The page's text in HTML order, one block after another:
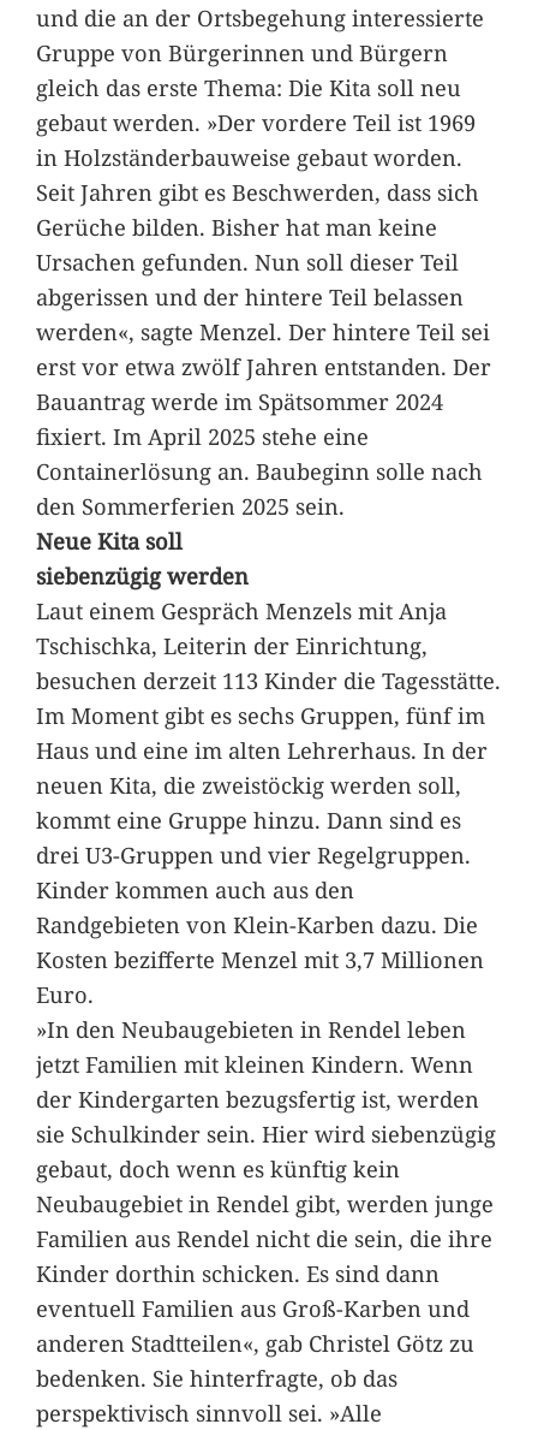
und die an der Ortsbegehung interessierte
Gruppe von Bürgerinnen und Bürgern
gleich das erste Thema: Die Kita soll neu
gebaut werden. »Der vordere Teil ist 1969
in Holzständerbauweise gebaut worden.
Seit Jahren gibt es Beschwerden, dass sich
Gerüche bilden. Bisher hat man keine
Ursachen gefunden. Nun soll dieser Teil
abgerissen und der hintere Teil belassen
werden«, sagte Menzel. Der hintere Teil sei
erst vor etwa zwölf Jahren entstanden. Der
Bauantrag werde im Spätsommer 2024
fixiert. Im April 2025 stehe eine
Containerlösung an. Baubeginn solle nach
den Sommerferien 2025 sein.
Neue Kita soll
siebenzügig werden
Laut einem Gespräch Menzels mit Anja
Tschischka, Leiterin der Einrichtung,
besuchen derzeit 113 Kinder die Tagesstätte.
Im Moment gibt es sechs Gruppen, fünf im
Haus und eine im alten Lehrerhaus. In der
neuen Kita, die zweistöckig werden soll,
kommt eine Gruppe hinzu. Dann sind es
drei U3-Gruppen und vier Regelgruppen.
Kinder kommen auch aus den
Randgebieten von Klein-Karben dazu. Die
Kosten bezifferte Menzel mit 3,7 Millionen
Euro.
»In den Neubaugebieten in Rendel leben
jetzt Familien mit kleinen Kindern. Wenn
der Kindergarten bezugsfertig ist, werden
sie Schulkinder sein. Hier wird siebenzügig
gebaut, doch wenn es künftig kein
Neubaugebiet in Rendel gibt, werden junge
Familien aus Rendel nicht die sein, die ihre
Kinder dorthin schicken. Es sind dann
eventuell Familien aus Groß-Karben und
anderen Stadtteilen«, gab Christel Götz zu
bedenken. Sie hinterfragte, ob das
perspektivisch sinnvoll sei. »Alle